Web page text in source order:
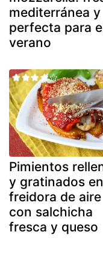
mediterránea y
perfecta para
verano
Pimientos
y gratinados en
freidora de aire
con salchicha
fresca y queso